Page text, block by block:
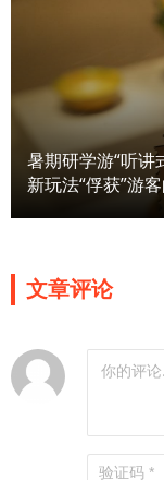
暑期研学游“听讲
新玩法“俘获”游
文章评论